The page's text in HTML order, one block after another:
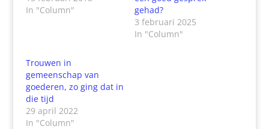
In "Column"
gehad?
3 februari 2025
In "Column"
Trouwen in
gemeenschap van
goederen, zo ging dat in
die tijd
29 april 2022
In "Column"